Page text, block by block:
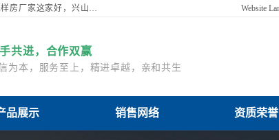
房厂家这家好，兴山移
Website
日
共进，合作双赢
为本，服务至上，精进卓越，亲和共生
品展示
动核酸采样亭厂家厂家销售网络兴山可移动核酸采样亭厂家厂家资质荣誉
兴山可移动核